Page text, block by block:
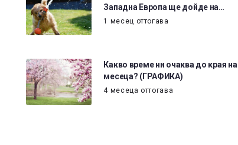
Западна Европа ще дойде на…
1 месец оттогава
Какво време ни очаква до края на
месеца? (ГРАФИКА)
4 месеца оттогава